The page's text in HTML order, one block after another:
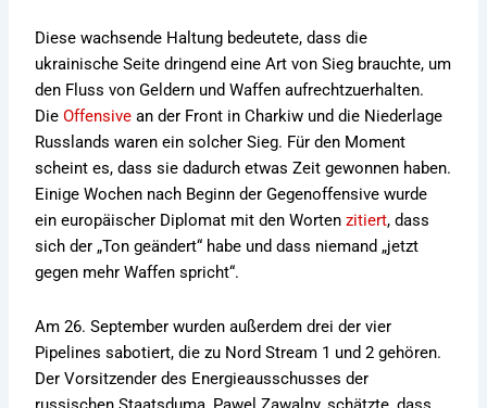
Diese wachsende Haltung bedeutete, dass die
ukrainische Seite dringend eine Art von Sieg brauchte, um
den Fluss von Geldern und Waffen aufrechtzuerhalten.
DieOffensive an der Front in Charkiw und die Niederlage
Russlands waren ein solcher Sieg. Für den Moment
scheint es, dass sie dadurch etwas Zeit gewonnen haben.
Einige Wochen nach Beginn der Gegenoffensive wurde
ein europäischer Diplomat mit den Wortenzitiert, dass
sich der „Ton geändert“ habe und dass niemand „jetzt
gegen mehr Waffen spricht“.
Am 26. September wurden außerdem drei der vier
Pipelines sabotiert, die zu Nord Stream 1 und 2 gehören.
Der Vorsitzender des Energieausschusses der